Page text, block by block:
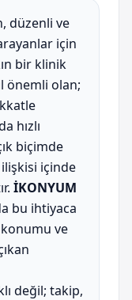
düzenli ve
için
bir klinik
önemli olan;
hızlı
biçimde
içinde
İKONYUM
bu ihtiyaca
ve
değil; takip,